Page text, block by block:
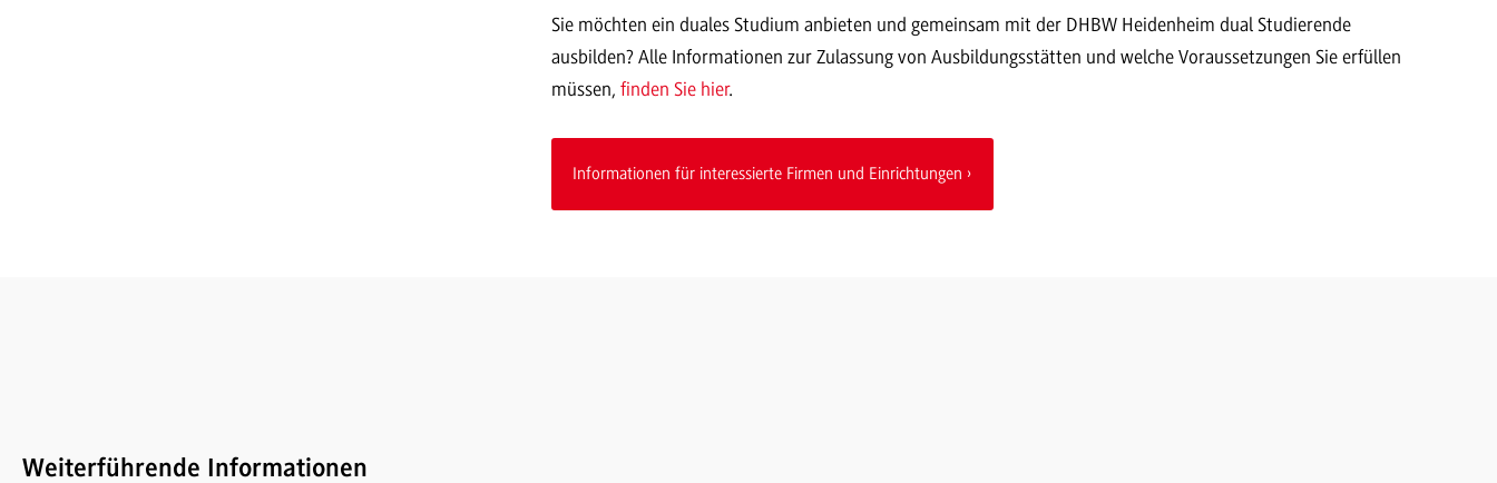
Sie möchten ein duales Studium anbieten und gemeinsam mit der DHBW Heidenheim dual Studierende
ausbilden? Alle Informationen zur Zulassung von Ausbildungsstätten und welche Voraussetzungen Sie erfüllen
müssen, finden Sie hier.
Informationen für interessierte Firmen und Einrichtungen
Weiterführende Informationen